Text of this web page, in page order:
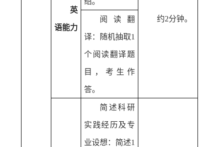
英
语能力
约2分钟。
阅读翻
译：随机抽取1
个阅读翻译题
目，考生作
答。
简述科研
实践经历及专
业设想：简述1